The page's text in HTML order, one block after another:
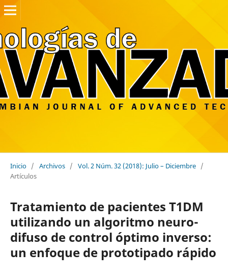
Inicio / Archivos / Vol. 2 Núm. 32 (2018): Julio – Diciembre /
Artículos
Tratamiento de pacientes T1DM
utilizando un algoritmo neuro-
difuso de control óptimo inverso:
un enfoque de prototipado rápido